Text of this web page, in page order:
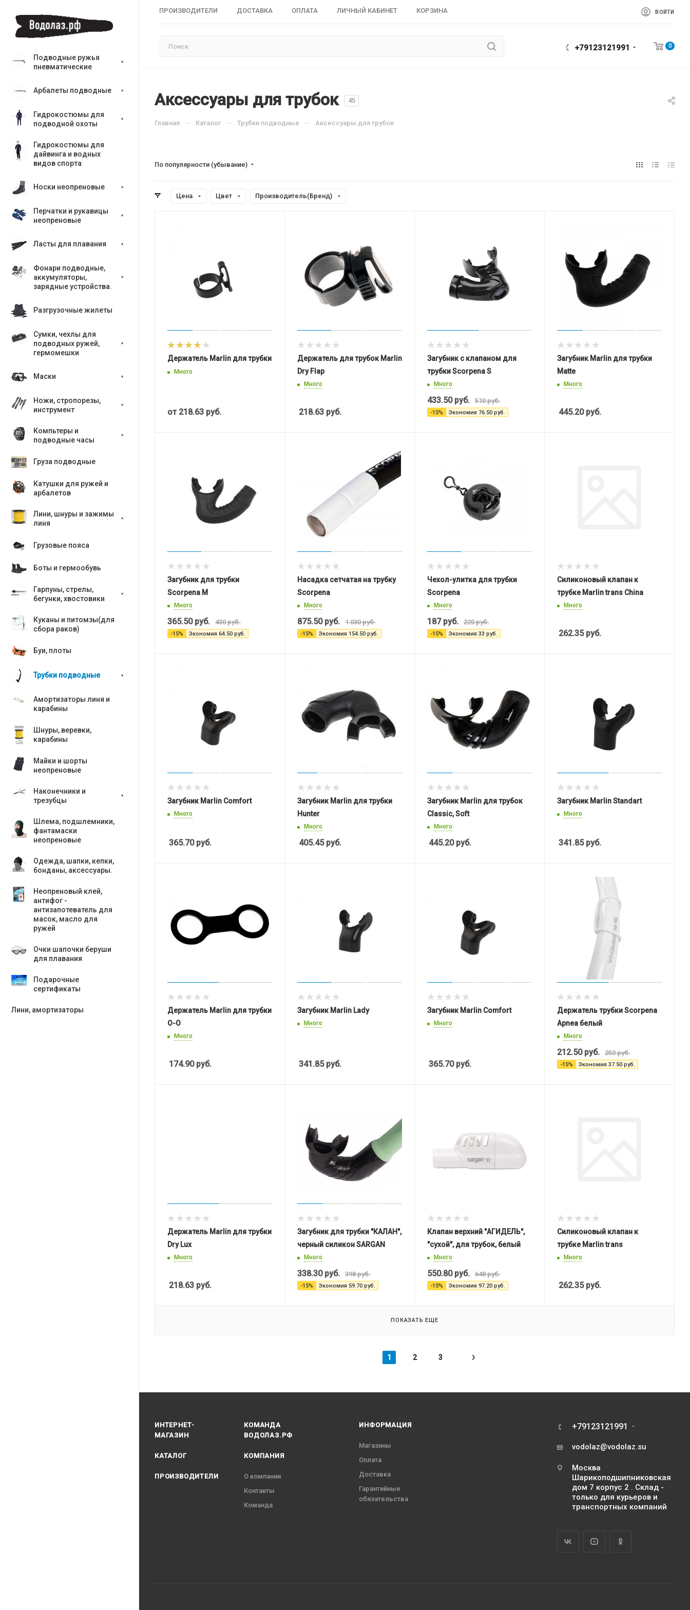
ПРОИЗВОДИТЕЛИ ДОСТАВКА ОПЛАТА ЛИЧНЫЙ КАБИНЕТ КОРЗИНА ВОЙТИ
+79123121991 0
Подводные ружья
пневматические
Арбалеты подводные
Гидрокостюмы для
подводной охоты
Гидрокостюмы для
дайвинга и водных
видов спорта
Носки неопреновые
Перчатки и рукавицы
неопреновые
Ласты для плавания
Фонари подводные,
аккумуляторы,
зарядные устройства.
Разгрузочные жилеты
Сумки, чехлы для
подводных ружей,
гермомешки
Маски
Ножи, стропорезы,
инструмент
Компьтеры и
подводные часы
Груза подводные
Катушки для ружей и
арбалетов
Лини, шнуры и зажимы
линя
Грузовые пояса
Боты и гермообувь
Гарпуны, стрелы,
бегунки, хвостовики
Куканы и питомзы(для
сбора раков)
Буи, плоты
Трубки подводные
Амортизаторы линя и
карабины
Шнуры, веревки,
карабины
Майки и шорты
неопреновые
Наконечники и
трезубцы
Шлема, подшлемники,
фантамаски
неопреновые
Одежда, шапки, кепки,
бонданы, аксесcуары.
Неопреновый клей,
антифог -
антизапотеватель для
масок, масло для
ружей
Очки шапочки беруши
для плавания
Подарочные
сертификаты
Лини, амортизаторы
Аксессуары для трубок 45
Главная — Каталог — Трубки подводные — Аксессуары для трубок
По популярности (убывание)
Цена Цвет Производитель(Бренд)
Держатель Marlin для трубки
Много
от 218.63 руб.
Держатель для трубок Marlin
Dry Flap
Много
218.63 руб.
Загубник с клапаном для
трубки Scorpena S
Много
433.50руб. 510руб.
-15% Экономия 76.50 руб.
Загубник Marlin для трубки
Matte
Много
445.20руб.
Загубник для трубки
Scorpena M
Много
365.50руб. 430руб.
-15% Экономия 64.50 руб.
Насадка сетчатая на трубку
Scorpena
Много
875.50руб. 1 030руб.
-15% Экономия 154.50 руб.
Чехол-улитка для трубки
Scorpena
Много
187руб. 220руб.
-15% Экономия 33 руб.
Силиконовый клапан к
трубке Marlin trans China
Много
262.35руб.
Загубник Marlin Comfort
Много
365.70руб.
Загубник Marlin для трубки
Hunter
Много
405.45руб.
Загубник Marlin для трубок
Classic, Soft
Много
445.20руб.
Загубник Marlin Standart
Много
341.85руб.
Держатель Marlin для трубки
O-O
Много
174.90руб.
Загубник Marlin Lady
Много
341.85руб.
Загубник Marlin Comfort
Много
365.70руб.
Держатель трубки Scorpena
Apnea белый
Много
212.50руб. 250руб.
-15% Экономия 37.50 руб.
Держатель Marlin для трубки
Dry Lux
Много
218.63 руб.
Загубник для трубки "КАЛАН",
черный силикон SARGAN
Много
338.30руб. 398руб.
-15% Экономия 59.70 руб.
Клапан верхний "АГИДЕЛЬ",
"сухой", для трубок, белый
Много
550.80руб. 648руб.
-15% Экономия 97.20 руб.
Силиконовый клапан к
трубке Marlin trans
Много
262.35руб.
ПОКАЗАТЬ ЕЩЕ
1 2 3
ИНТЕРНЕТ-
МАГАЗИН
КАТАЛОГ
ПРОИЗВОДИТЕЛИ
КОМАНДА
ВОДОЛАЗ.РФ
КОМПАНИЯ
О компании
Контакты
Команда
ИНФОРМАЦИЯ
Магазины
Оплата
Доставка
Гарантийные
обязательства
+79123121991
vodolaz@vodolaz.su
Москва
Шарикоподшипниковская
дом 7 корпус 2 . Склад -
только для курьеров и
транспортных компаний